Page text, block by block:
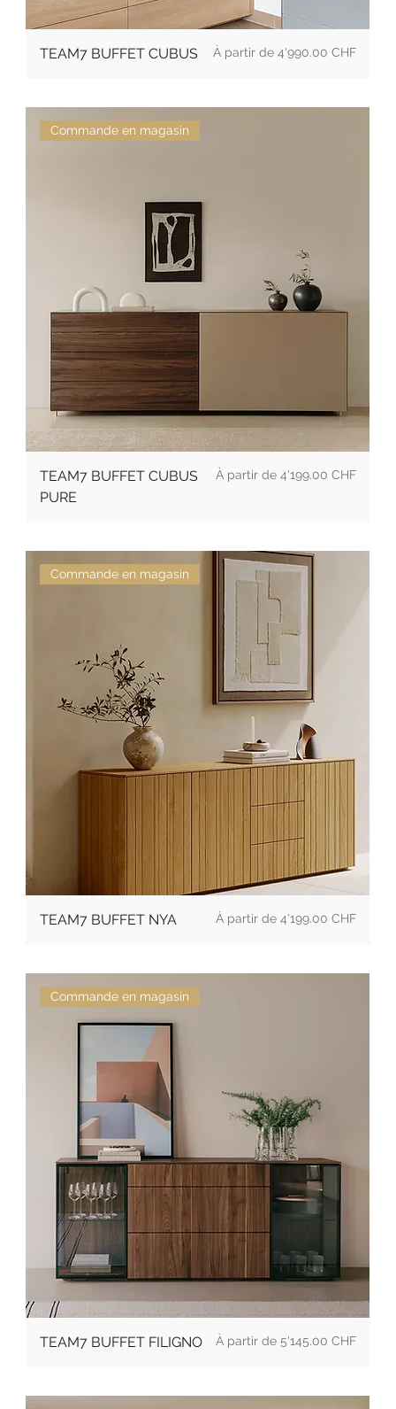
TEAM7 BUFFET CUBUS Prix 4'990.00 CHF
Commande en magasin
TEAM7 BUFFET CUBUS
PURE
Prix 4'199.00 CHF
Commande en magasin
TEAM7 BUFFET NYA Prix 4'199.00 CHF
Commande en magasin
TEAM7 BUFFET FILIGNO Prix 5'145.00 CHF